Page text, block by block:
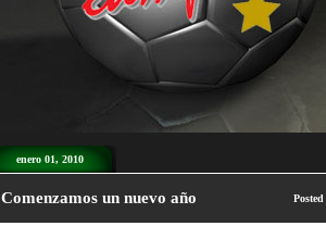
enero 01, 2010
Comenzamos un nuevo año